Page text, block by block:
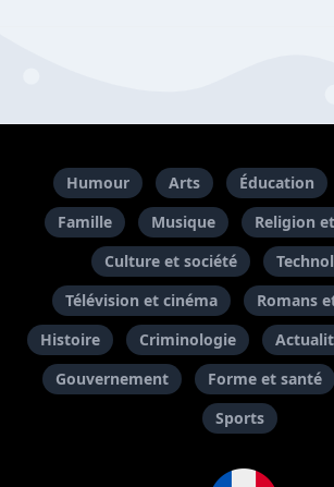
Humour Arts Éducation
Famille
Musique
Religion
Culture et société
Télévision et cinéma
Romans
Histoire
Criminologie
Gouvernement
Forme et santé
Sports